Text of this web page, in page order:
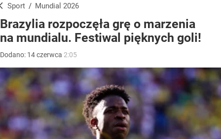
Sport / Mundial 2026
Brazylia rozpoczęła grę o marzenia
na mundialu. Festiwal pięknych goli!
Dodano: 14czerwca 2:05